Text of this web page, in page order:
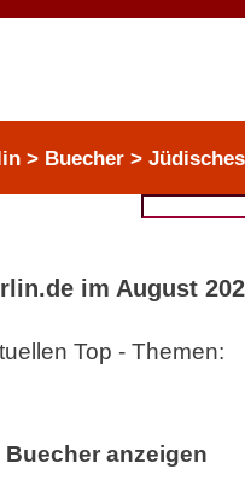
> Buecher >
im August
Top - Themen:
anzeigen